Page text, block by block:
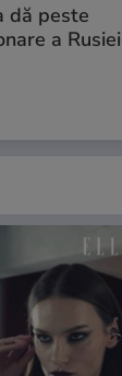
dă peste
a Rusiei